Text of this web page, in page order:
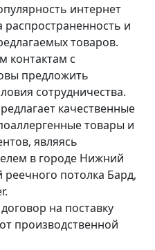
интернет
распространенность и
товаров.
контактам с
предложить
сотрудничества.
качественные
товары и
являясь
в городе Нижний
потолка Бард,
на поставку
производственной